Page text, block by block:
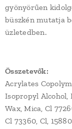
gyönyörűen
büszkén mutatja
üzletedben.
Összetevők:
Acrylates
Isopropyl
Wax, Mica, Cl
Cl 73360, Cl, 15880